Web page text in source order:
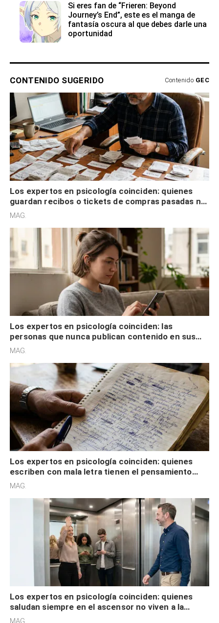
Si eres fan de “Frieren: Beyond
Journey’s End”, este es el manga de
fantasía oscura al que debes darle una
oportunidad
CONTENIDO SUGERIDO Contenido GEC
Los expertos en psicología coinciden: quienes
guardan recibos o tickets de compras pasadas no
son acumuladores, sino que tienen necesidad de
MAG.
Los expertos en psicología coinciden: las
personas que nunca publican contenido en sus
redes sociales no pretenden buscar validación
MAG.
Los expertos en psicología coinciden: quienes
escriben con mala letra tienen el pensamiento
acelerado y no lo hacen por desinterés
MAG.
Los expertos en psicología coinciden: quienes
saludan siempre en el ascensor no viven a la
defensiva y tienen apertura social
MAG.